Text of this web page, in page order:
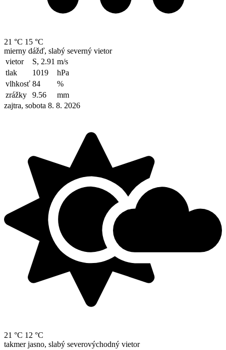
21 °C 15 °C
mierny dážď, slabý severný vietor
vietor
S, 2.91 m/s
tlak
1019
hPa
vlhkosť 84
%
zrážky
9.56
mm
zajtra, sobota 8. 8. 2026
21 °C 12 °C
takmer jasno, slabý severovýchodný vietor